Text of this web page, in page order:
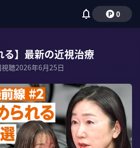
0
る】最新の近視治療
視聴2026年6月25日